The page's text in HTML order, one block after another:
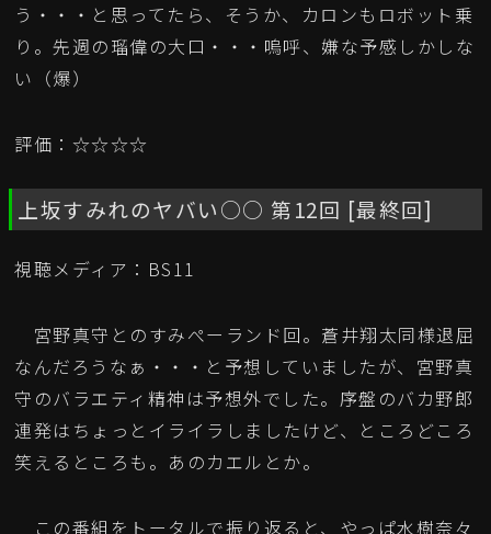
う・・・と思ってたら、そうか、カロンもロボット乗
り。先週の瑠偉の大口・・・嗚呼、嫌な予感しかしな
い（爆）
評価：☆☆☆☆
上坂すみれのヤバい○○ 第12回 [最終回]
視聴メディア：BS11
宮野真守とのすみぺーランド回。蒼井翔太同様退屈
なんだろうなぁ・・・と予想していましたが、宮野真
守のバラエティ精神は予想外でした。序盤のバカ野郎
連発はちょっとイライラしましたけど、ところどころ
笑えるところも。あのカエルとか。
この番組をトータルで振り返ると、やっぱ水樹奈々